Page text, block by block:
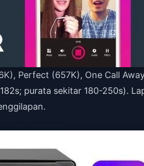
Perfect (657K), One Call
purata sekitar 180-250s).